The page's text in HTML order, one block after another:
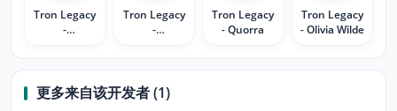
Tron Legacy
-
Tron Legacy
-
Tron Legacy
- Quorra
Tron Legacy
- Olivia Wilde
更多来自该开发者 (1)